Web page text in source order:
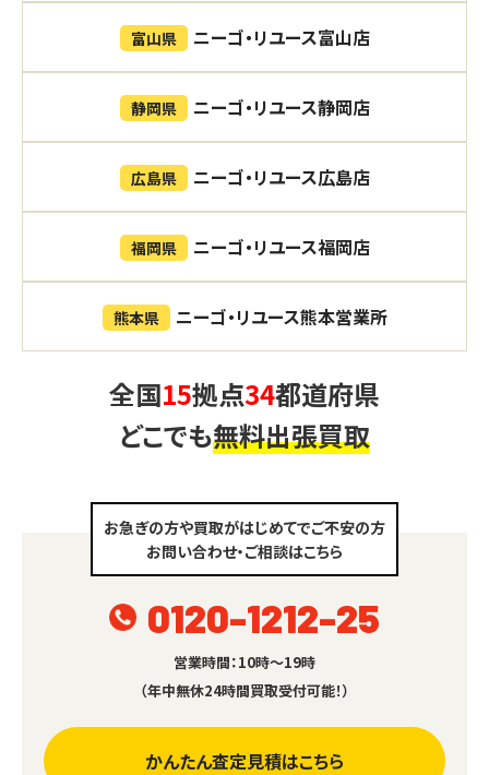
富山県 ニーゴ・リユース富山店
静岡県 ニーゴ・リユース静岡店
広島県 ニーゴ・リユース広島店
福岡県 ニーゴ・リユース福岡店
熊本県 ニーゴ・リユース熊本営業所
全国15拠点34都道府県
どこでも無料出張買取
お急ぎの方や買取がはじめてでご不安の方
お問い合わせ・ご相談はこちら
0120-1212-25
営業時間：10時～19時
（年中無休24時間買取受付可能！）
かんたん査定見積はこちら